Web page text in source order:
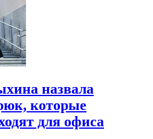
назвала
которые
для офиса